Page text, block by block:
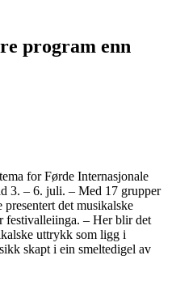
program enn
for Førde Internasjonale
3. – 6. juli. – Med 17 grupper
det musikalske
festivalleiinga. – Her blir det
uttrykk som ligg i
skapt i ein smeltedigel av